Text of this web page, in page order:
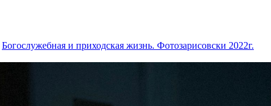
Богослужебная и приходская жизнь. Фотозарисовски 2022г.